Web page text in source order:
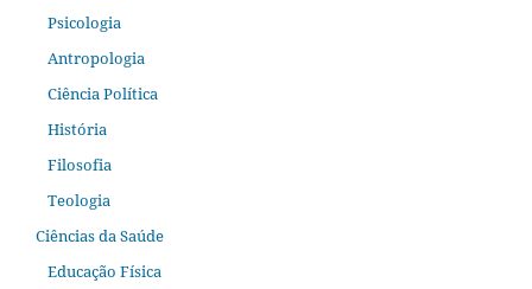
Psicologia
Antropologia
Ciência Política
História
Filosofia
Teologia
Ciências da Saúde
Educação Física